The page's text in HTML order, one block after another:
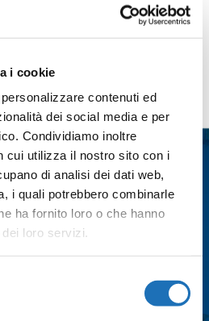
i cookie
contenuti ed
dei social media e per
Condividiamo inoltre
cui utilizza il nostro sito con i
di analisi dei dati web,
i quali potrebbero combinarle
ha fornito loro o che hanno
loro servizi.